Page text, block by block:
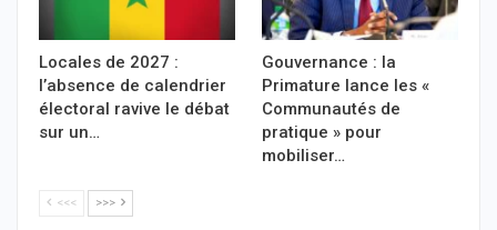
Locales de 2027 :
l’absence de calendrier
électoral ravive le débat
sur un…
Gouvernance : la
Primature lance les «
Communautés de
pratique » pour
mobiliser…
<<< >>>